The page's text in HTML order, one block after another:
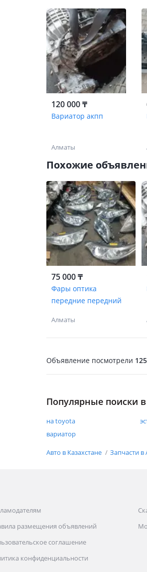
120 000 ₸
Вариатор акпп
Алматы
Похожие
75 000 ₸
Фары оптика
передние передний
Алматы
Объявление посмотрели 125
Популярные поиски в
на toyota
вариатор
Авто в Казахстане Запчасти в
размещения объявлений
соглашение
конфиденциальности